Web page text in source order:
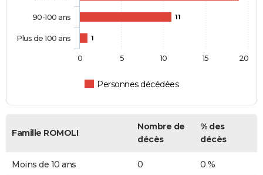
11
1
Personnes décédées
90-100 ans
Plus de 100 ans
0 5 10 15 20
Famille ROMOLI
Nombre de
décès
% des
décès
Moins de 10 ans 0 0 %